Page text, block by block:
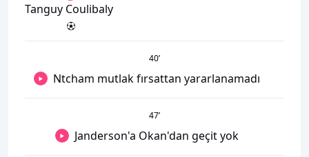
Tanguy Coulibaly
40’
Ntcham mutlak fırsattan yararlanamadı
47’
Janderson'a Okan'dan geçit yok